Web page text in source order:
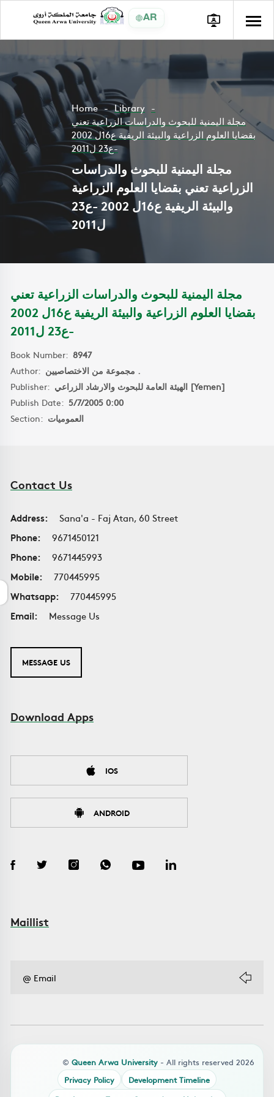
AR
Home
Library
مجلة اليمنية للبحوث والدراسات الزراعية تعني
بقضايا العلوم الزراعية والبيئة الريفية ع16ل 2002
-ع23 ل2011
مجلة اليمنية للبحوث والدراسات
الزراعية تعني بقضايا العلوم الزراعية
والبيئة الريفية ع16ل 2002 -ع23
ل2011
مجلة اليمنية للبحوث والدراسات الزراعية تعني
بقضايا العلوم الزراعية والبيئة الريفية ع16ل 2002
-ع23 ل2011
Book Number: 8947
Author:
مجموعة من الاختصاصيين .
Publisher:
الهيئة العامة للبحوث والارشاد الزراعي [Yemen]
Publish Date: 5/7/2005 0:00
Section: العموميات
Contact Us
Address:
Sana'a - Faj Atan, 60 Street
Phone:
9671450121
Phone:
9671445993
Mobile:
770445995
Whatsapp:
770445995
Email:
Message Us
MESSAGE US
Download Apps
IOS
ANDROID
Maillist
© Queen Arwa University - All rights reserved 2026
Privacy Policy
Development Timeline